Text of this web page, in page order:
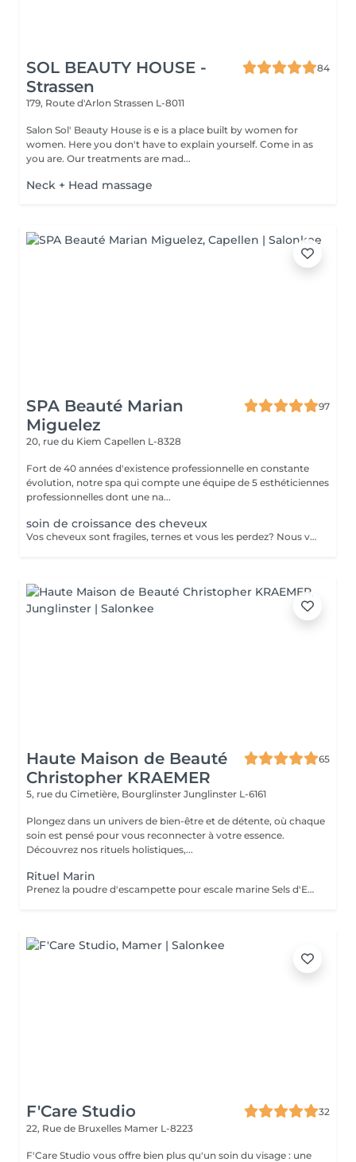
SOL BEAUTY HOUSE -
Strassen
84
179, Route d'Arlon Strassen L-8011
Salon Sol' Beauty House is e is a place built by women for
women. Here you don't have to explain yourself. Come in as
you are. Our treatments are mad...
Neck + Head massage
SPA Beauté Marian
Miguelez
97
20, rue du Kiem Capellen L-8328
Fort de 40 années d'existence professionnelle en constante
évolution, notre spa qui compte une équipe de 5 esthéticiennes
professionnelles dont une na...
soin de croissance des cheveux
Vos cheveux sont fragiles, ternes et vous les perdez? Nous vous proposons une cure de 2 semaines (dont 6 applications au total) dans notre institut. - Application d'un shampoing riche en Cell Supporting molecules qui fortifie la racine capillaire et active la pousse du cheveu - Pénétration des actifs grâce aux ultrasons - Application d'un conditionner pour des cheveux souples et brillants - Application d'un sérum riche en Cell Supporting molecules et en Redensyl pour une chevelure pleine de vitalité et volumineuse. Le sérum renforce le métabolisme de la racine des cheveux et en favorise la repousse.
Haute Maison de Beauté
Christopher KRAEMER
65
5, rue du Cimetière, Bourglinster Junglinster L-6161
Plongez dans un univers de bien-être et de détente, où chaque
soin est pensé pour vous reconnecter à votre essence.
Découvrez nos rituels holistiques,...
Rituel Marin
Prenez la poudre d'escampette pour escale marine Sels d'Epsom, algues, poudre de pierres précieuses, huiles essentielles de Lédon De Groenland, c'est tout un programme qui vous attend afin de vous reminéraliser, vous purifier mais aussi vous détendre et à la fois vous énergiser Véritable moment de relaxation complète. Sauna infrarouge, Massage shiatsu, bol d'air jacquier, douche. Onction du huiles précieuses, hammam crânien, facial et respiratoire, bains rythmés avec méditation guidée, exercices de sophrologie, shampooing, pose de masque et massage crânien, rituel de la cascade, rinçage à l'infusion de plantes qui clôture le soin. Le soin ne comprend pas le brushing
F'Care Studio
32
22, Rue de Bruxelles Mamer L-8223
F'Care Studio vous offre bien plus qu'un soin du visage : une